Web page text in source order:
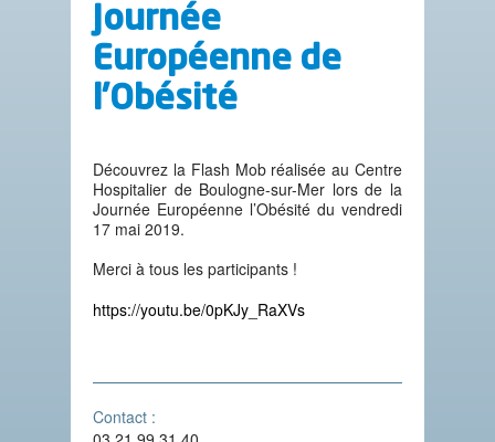
Journée
Européenne de
l’Obésité
Découvrez la Flash Mob réalisée au Centre
Hospitalier de Boulogne-sur-Mer lors de la
Journée Européenne l’Obésité du vendredi
17 mai 2019.
Merci à tous les participants !
https://youtu.be/0pKJy_RaXVs
Contact :